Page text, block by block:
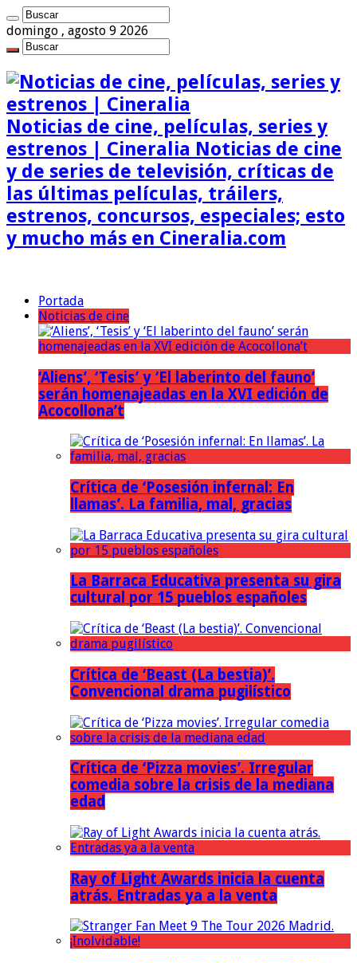
domingo , agosto 9 2026
Noticias de cine, películas, series y
estrenos | Cineralia Noticias de cine
y de series de televisión, críticas de
las últimas películas, tráilers,
estrenos, concursos, especiales; esto
y mucho más en Cineralia.com
Portada
Noticias de cine
‘Aliens’, ‘Tesis’ y ‘El laberinto del fauno’
serán homenajeadas en la XVI edición de
Acocollona’t
Crítica de ‘Posesión infernal: En
llamas’. La familia, mal, gracias
La Barraca Educativa presenta su gira
cultural por 15 pueblos españoles
Crítica de ‘Beast (La bestia)’.
Convencional drama pugilístico
Crítica de ‘Pizza movies’. Irregular
comedia sobre la crisis de la mediana
edad
Ray of Light Awards inicia la cuenta
atrás. Entradas ya a la venta